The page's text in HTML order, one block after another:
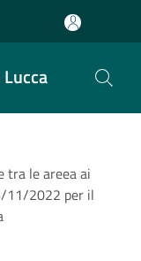
tra le areea ai
11/2022 per il